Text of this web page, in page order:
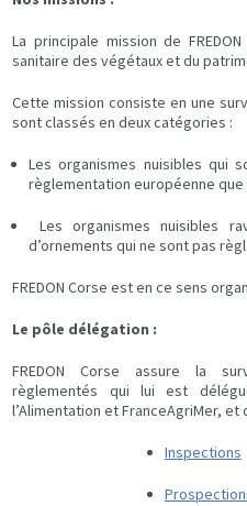
La principale mission de
sanitaire des végétaux et du
Cette mission consiste en une
sont classés en deux catégories :
Les organismes nuisibles qui
règlementation européenne
Les organismes nuisibles
d’ornements qui ne sont pas
FREDON Corse est en ce sens
Le pôle délégation :
FREDON Corse assure la
règlementés qui lui est
l’Alimentation et FranceAgriMer, et
Inspections